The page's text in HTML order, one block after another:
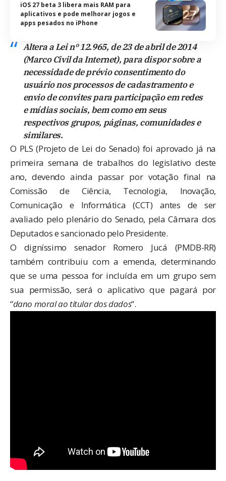
iOS 27 beta 3 libera mais RAM para
aplicativos e pode melhorar jogos e
apps pesados no iPhone
Altera a Lei nº 12.965, de 23 de abril de 2014
(Marco Civil da Internet), para dispor sobre a
necessidade de prévio consentimento do
usuário nos processos de cadastramento e
envio de convites para participação em redes
e mídias sociais, bem como em seus
respectivos grupos, páginas, comunidades e
similares.
O PLS (Projeto de Lei do Senado) foi aprovado já na
primeira semana de trabalhos do legislativo deste
ano, devendo ainda passar por votação final na
Comissão de Ciência, Tecnologia, Inovação,
Comunicação e Informática (CCT) antes de ser
avaliado pelo plenário do Senado, pela Câmara dos
Deputados e sancionado pelo Presidente.
O digníssimo senador Romero Jucá (PMDB-RR)
também contribuiu com a emenda, determinando
que se uma pessoa for incluída em um grupo sem
sua permissão, será o aplicativo que pagará por
“dano moral ao titular dos dados“.